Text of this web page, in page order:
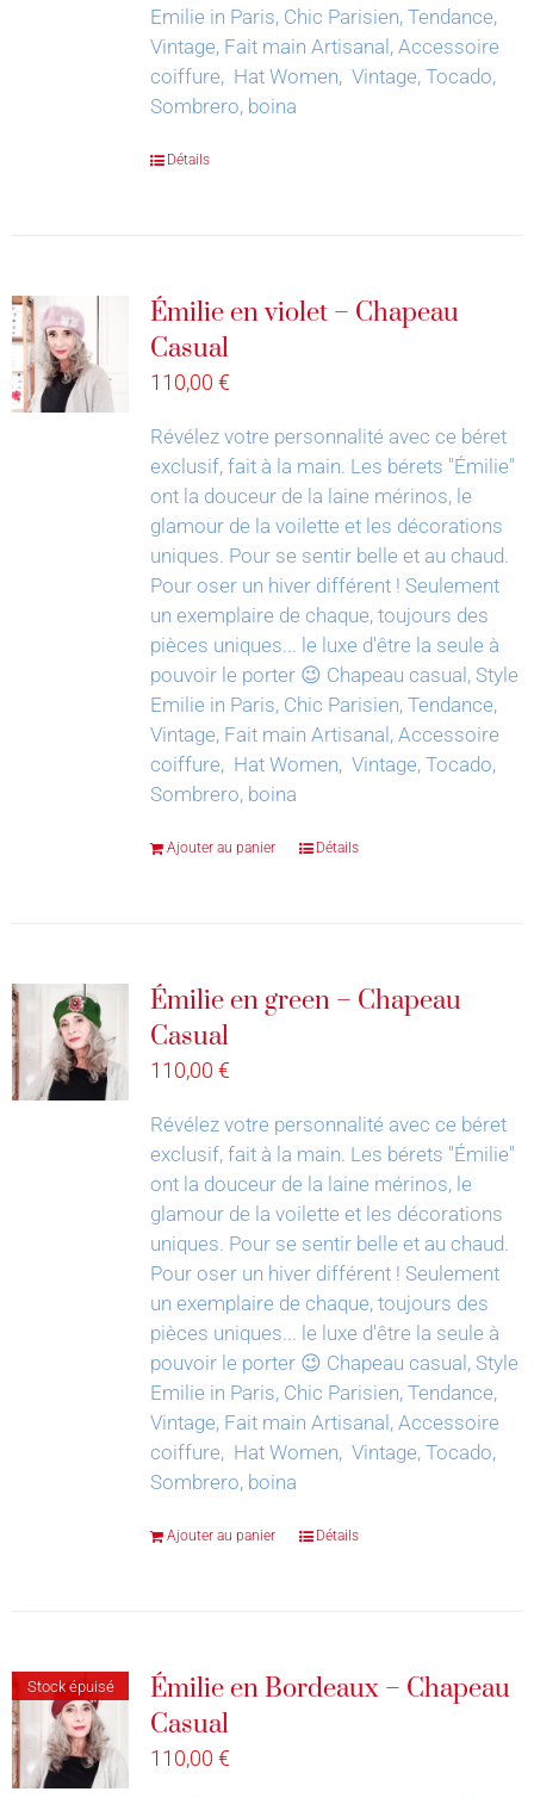
Emilie in Paris, Chic Parisien, Tendance,
Vintage, Fait main Artisanal, Accessoire
coiffure, Hat Women, Vintage, Tocado,
Sombrero, boina
Détails
Émilie en violet – Chapeau
Casual
110,00 €
Révélez votre personnalité avec ce béret
exclusif, fait à la main. Les bérets "Émilie"
ont la douceur de la laine mérinos, le
glamour de la voilette et les décorations
uniques. Pour se sentir belle et au chaud.
Pour oser un hiver différent ! Seulement
un exemplaire de chaque, toujours des
pièces uniques... le luxe d'être la seule à
pouvoir le porter 😉 Chapeau casual, Style
Emilie in Paris, Chic Parisien, Tendance,
Vintage, Fait main Artisanal, Accessoire
coiffure, Hat Women, Vintage, Tocado,
Sombrero, boina
Ajouter au panier Détails
Émilie en green – Chapeau
Casual
110,00 €
Révélez votre personnalité avec ce béret
exclusif, fait à la main. Les bérets "Émilie"
ont la douceur de la laine mérinos, le
glamour de la voilette et les décorations
uniques. Pour se sentir belle et au chaud.
Pour oser un hiver différent ! Seulement
un exemplaire de chaque, toujours des
pièces uniques... le luxe d'être la seule à
pouvoir le porter 😉 Chapeau casual, Style
Emilie in Paris, Chic Parisien, Tendance,
Vintage, Fait main Artisanal, Accessoire
coiffure, Hat Women, Vintage, Tocado,
Sombrero, boina
Ajouter au panier Détails
Stock épuisé
Émilie en Bordeaux – Chapeau
Casual
110,00 €